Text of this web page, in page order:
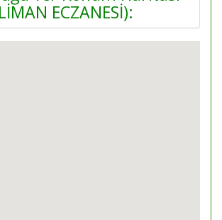
ECZANESİ):